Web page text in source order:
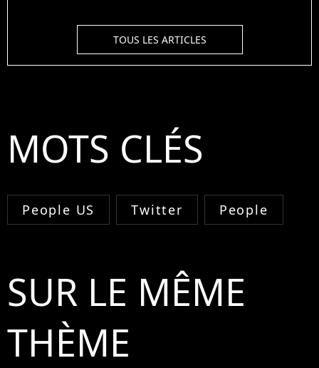
TOUS LES ARTICLES
MOTS CLÉS
People US Twitter People
SUR LE MÊME
THÈME